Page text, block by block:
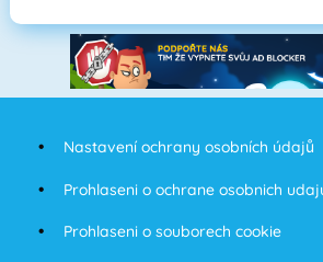
Nastavení ochrany osobních údajů
Prohlaseni o ochrane osobnich
Prohlaseni o souborech cookie